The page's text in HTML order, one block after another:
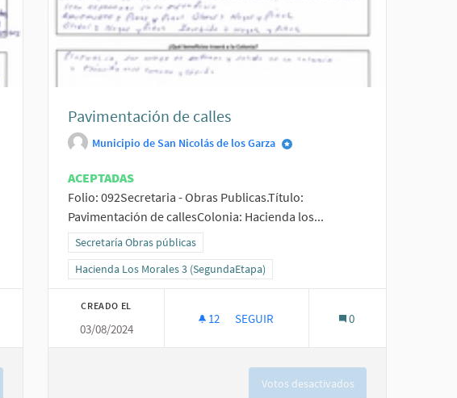
Los Reales 1
DEL PARQUE JESÚS HINOJOSA TIJERINA
Pavimentación de calles
Municipio de San Nicolás de los Garza
ACEPTADAS
Folio: 092Secretaria - Obras Publicas.Título:
Pavimentación de callesColonia: Hacienda los...
Resultados al filtrar por la categoría: Secretaría Obras públicas
Secretaría Obras públicas
Resultados al filtrar por el ámbito: Hacienda Los Morales 3 (SegundaEtapa)
Hacienda Los Morales 3 (SegundaEtapa)
CREADO EL
03/08/2024
12 12 SEGUIDORAS
SEGUIR 0
Votos desactivados